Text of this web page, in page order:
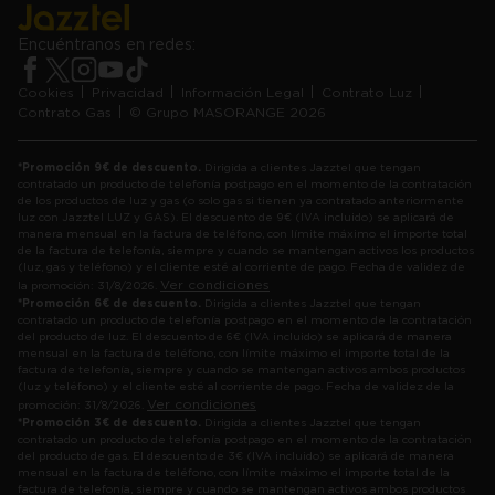
Encuéntranos en redes:
Cookies Privacidad Información Legal
Contrato Luz
Contrato Gas
© Grupo MASORANGE 2026
*Promoción 9€ de descuento.
Dirigida a clientes Jazztel que tengan
contratado un producto de telefonía postpago en el momento de la contratación
de los productos de luz y gas (o solo gas si tienen ya contratado anteriormente
luz con Jazztel LUZ y GAS). El descuento de 9€ (IVA incluido) se aplicará de
manera mensual en la factura de teléfono, con límite máximo el importe total
de la factura de telefonía, siempre y cuando se mantengan activos los productos
(luz, gas y teléfono) y el cliente esté al corriente de pago. Fecha de validez de
la promoción: 31/8/2026. Ver condiciones
*Promoción 6€ de descuento.
Dirigida a clientes Jazztel que tengan
contratado un producto de telefonía postpago en el momento de la contratación
del producto de luz. El descuento de 6€ (IVA incluido) se aplicará de manera
mensual en la factura de teléfono, con límite máximo el importe total de la
factura de telefonía, siempre y cuando se mantengan activos ambos productos
(luz y teléfono) y el cliente esté al corriente de pago. Fecha de validez de la
promoción: 31/8/2026. Ver condiciones
*Promoción 3€ de descuento.
Dirigida a clientes Jazztel que tengan
contratado un producto de telefonía postpago en el momento de la contratación
del producto de gas. El descuento de 3€ (IVA incluido) se aplicará de manera
mensual en la factura de teléfono, con límite máximo el importe total de la
factura de telefonía, siempre y cuando se mantengan activos ambos productos